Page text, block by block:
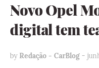
Novo Opel
digital tem
by Redação - CarBlog -